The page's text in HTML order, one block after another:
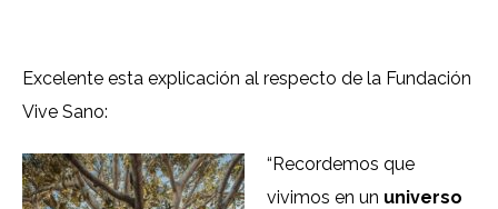
Excelente esta explicación al respecto de la Fundación
Vive Sano:
“Recordemos que
vivimos en un universo